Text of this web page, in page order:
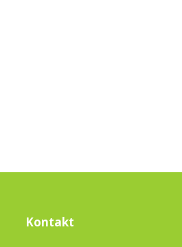
Kontakt